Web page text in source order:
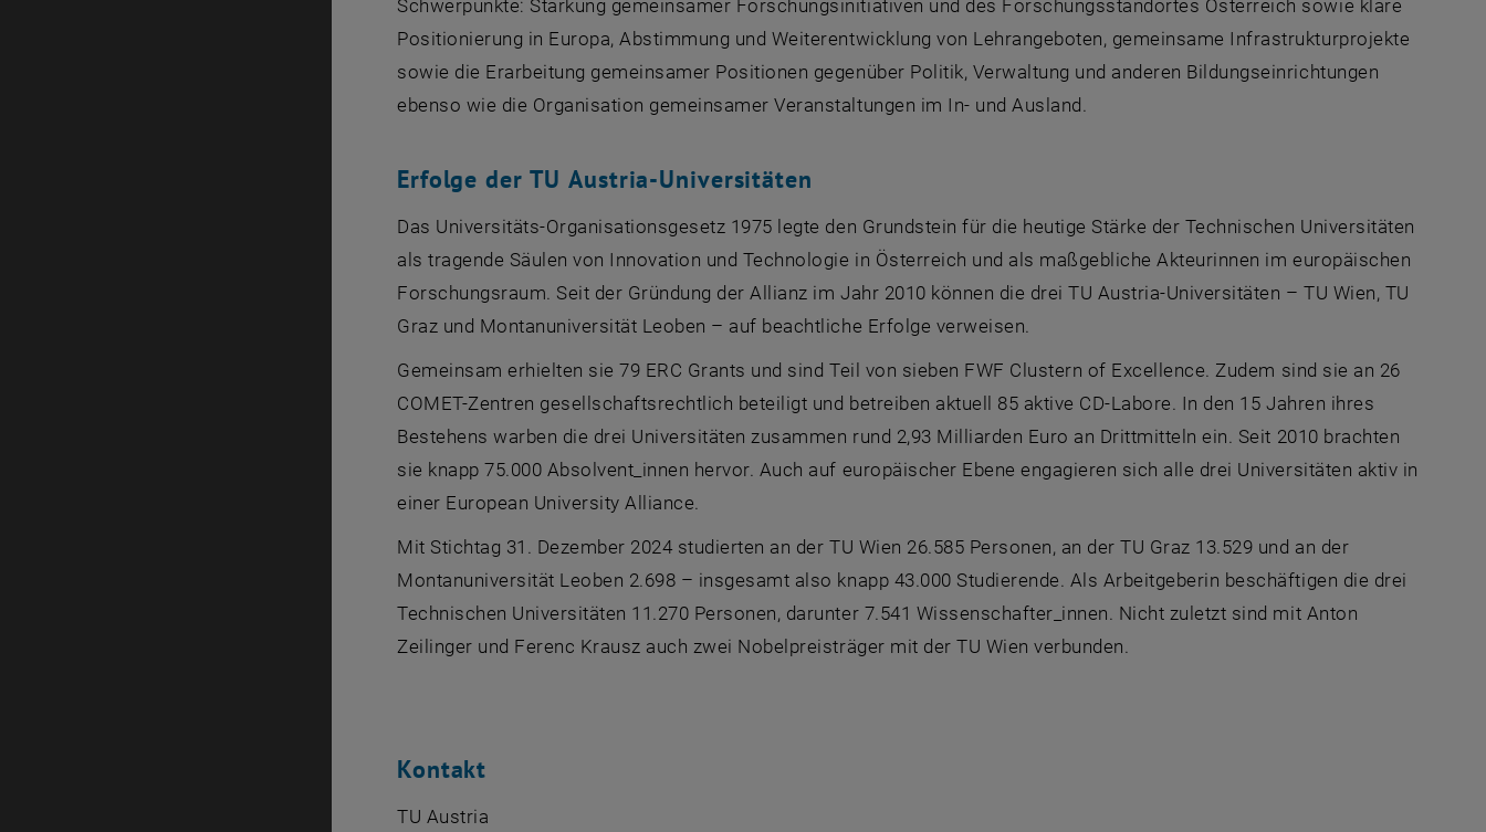
Schwerpunkte: Stärkung gemeinsamer Forschungsinitiativen und des Forschungsstandortes Österreich sowie klare
Positionierung in Europa, Abstimmung und Weiterentwicklung von Lehrangeboten, gemeinsame Infrastrukturprojekte
sowie die Erarbeitung gemeinsamer Positionen gegenüber Politik, Verwaltung und anderen Bildungseinrichtungen
ebenso wie die Organisation gemeinsamer Veranstaltungen im In- und Ausland.
Erfolge der TUAustria-Universitäten
Das Universitäts-Organisationsgesetz 1975 legte den Grundstein für die heutige Stärke der Technischen Universitäten
als tragende Säulen von Innovation und Technologie in Österreich und als maßgebliche Akteurinnen im europäischen
Forschungsraum. Seit der Gründung der Allianz im Jahr 2010 können die drei TU Austria-Universitäten – TU Wien, TU
Graz und Montanuniversität Leoben – auf beachtliche Erfolge verweisen.
Gemeinsam erhielten sie 79 ERC Grants und sind Teil von sieben FWF Clustern of Excellence . Zudem sind sie an 26
COMET-Zentren gesellschaftsrechtlich beteiligt und betreiben aktuell 85 aktive CD-Labore. In den 15 Jahren ihres
Bestehens warben die drei Universitäten zusammen rund 2,93 Milliarden Euro an Drittmitteln ein. Seit 2010 brachten
sie knapp 75.000 Absolvent_innen hervor. Auch auf europäischer Ebene engagieren sich alle drei Universitäten aktiv in
einer European University Alliance
Mit Stichtag 31. Dezember 2024 studierten an der TU Wien 26.585 Personen, an der TU Graz 13.529 und an der
Montanuniversität Leoben 2.698 – insgesamt also knapp 43.000 Studierende. Als Arbeitgeberin beschäftigen die drei
Technischen Universitäten 11.270 Personen, darunter 7.541 Wissenschafter_innen. Nicht zuletzt sind mit Anton
Zeilinger und Ferenc Krausz auch zwei Nobelpreisträger mit der TU Wien verbunden.
Kontakt
TU Austria